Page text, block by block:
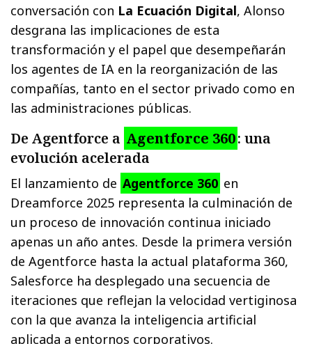
conversación con La Ecuación Digital, Alonso
desgrana las implicaciones de esta
transformación y el papel que desempeñarán
los agentes de IA en la reorganización de las
compañías, tanto en el sector privado como en
las administraciones públicas.
De Agentforce a Agentforce 360: una
evolución acelerada
El lanzamiento de Agentforce 360 en
Dreamforce 2025 representa la culminación de
un proceso de innovación continua iniciado
apenas un año antes. Desde la primera versión
de Agentforce hasta la actual plataforma 360,
Salesforce ha desplegado una secuencia de
iteraciones que reflejan la velocidad vertiginosa
con la que avanza la inteligencia artificial
aplicada a entornos corporativos.